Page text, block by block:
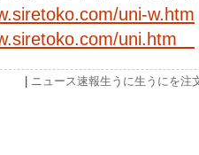
uni-w.htm
uni.htm
ニュース速報生うに生うにを注